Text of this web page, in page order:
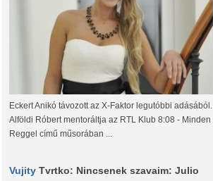
Eckert Anikó távozott az X-Faktor legutóbbi adásából.
Alföldi Róbert mentoráltja az RTL Klub 8:08 - Minden
Reggel című műsorában ...
Vujity Tvrtko: Nincsenek szavaim: Julio